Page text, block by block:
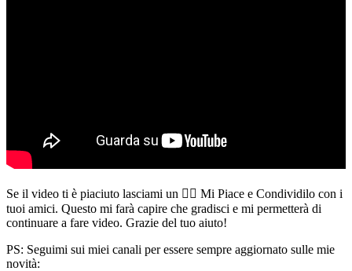
Se il video ti è piaciuto lasciami un 👍🏻 Mi Piace e Condividilo con i
tuoi amici. Questo mi farà capire che gradisci e mi permetterà di
continuare a fare video. Grazie del tuo aiuto!
PS: Seguimi sui miei canali per essere sempre aggiornato sulle mie
novità: